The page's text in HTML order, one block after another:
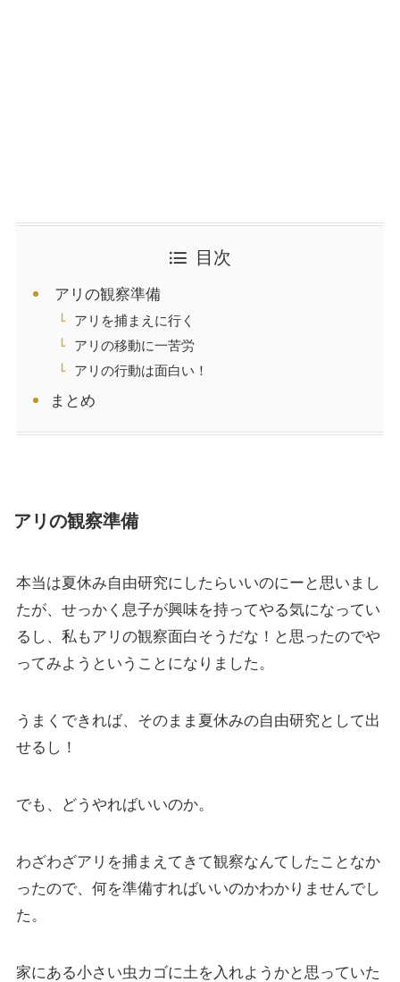
目次
アリの観察準備
アリを捕まえに行く
アリの移動に一苦労
アリの行動は面白い！
まとめ
アリの観察準備
本当は夏休み自由研究にしたらいいのにーと思いまし
たが、せっかく息子が興味を持ってやる気になってい
るし、私もアリの観察面白そうだな！と思ったのでや
ってみようということになりました。
うまくできれば、そのまま夏休みの自由研究として出
せるし！
でも、どうやればいいのか。
わざわざアリを捕まえてきて観察なんてしたことなか
ったので、何を準備すればいいのかわかりませんでし
た。
家にある小さい虫カゴに土を入れようかと思っていた